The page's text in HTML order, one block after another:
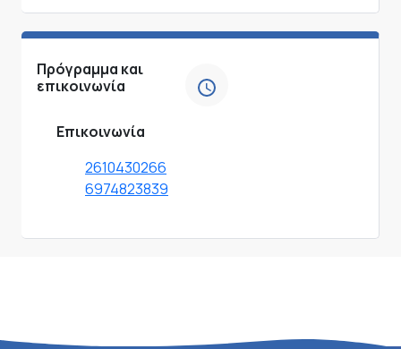
Πρόγραμμα και
επικοινωνία
Επικοινωνία
2610430266
6974823839